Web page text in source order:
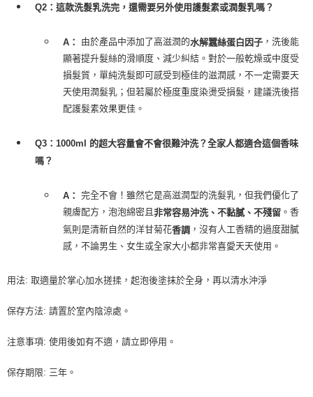
Q2：這款洗髮乳洗完，還需要另外使用護髮素或潤髮乳嗎？
A： 由於產品中添加了高滋潤的水解蠶絲蛋白因子 ，洗後能
顯著提升髮絲的滑順度、減少糾結。對於一般乾燥或中度受
損髮質，單純洗髮即可感受到極佳的滋潤感，不一定需要天
天使用潤髮乳；但若屬於極度重度染燙受損髮，建議洗後搭
配護髮素效果更佳。
Q3：1000ml 的超大容量會不會很難沖洗？全家人都適合這個香味
嗎？
A： 完全不會！雖然它是高滋潤型的洗髮乳，但我們優化了
親膚配方，泡泡綿密且 非常容易沖洗、不黏膩、不殘留 。香
氣則是清新自然的洋甘菊花香調 ，沒有人工香精的過度甜膩
感，不論男生、女生或全家大小都非常喜愛天天使用。
用法: 取適量於掌心加水搓揉，起泡後塗抹於全身，再以清水沖淨
保存方法: 請置於室內陰涼處。
注意事項: 使用後如有不適，請立即停用。
保存期限: 三年。